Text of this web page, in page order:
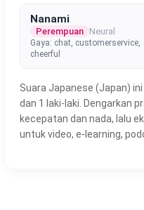
Nanami
Perempuan Neural
Gaya: chat, customerservice,
cheerful
Suara Japanese (Japan)
dan 1 laki-laki. Dengarkan
kecepatan dan nada, lalu
untuk video, e-learning,